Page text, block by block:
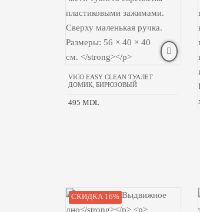
VICO EASY CLEAN ТУАЛЕТ
ДОМИК, БИРЮЗОВЫЙ
495 MDL
СКИДКА 16%